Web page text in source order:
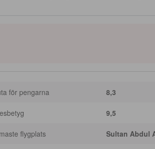
sevärdheter. Det här 4.0-stjärniga boendet erbjuder
för pengarna 8,3
9,5
flygplats Sultan Abdul